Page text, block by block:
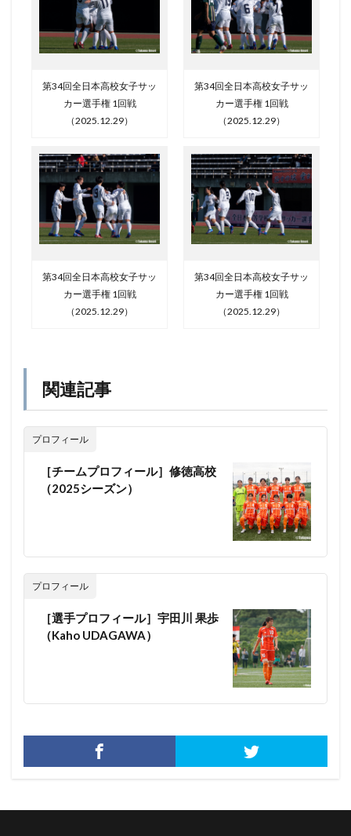
第34回全日本高校女子サッ
カー選手権 1回戦
（2025.12.29）
第34回全日本高校女子サッ
カー選手権 1回戦
（2025.12.29）
第34回全日本高校女子サッ
カー選手権 1回戦
（2025.12.29）
第34回全日本高校女子サッ
カー選手権 1回戦
（2025.12.29）
関連記事
プロフィール
［チームプロフィール］修徳高校
（2025シーズン）
プロフィール
［選手プロフィール］宇田川 果歩
（Kaho UDAGAWA）